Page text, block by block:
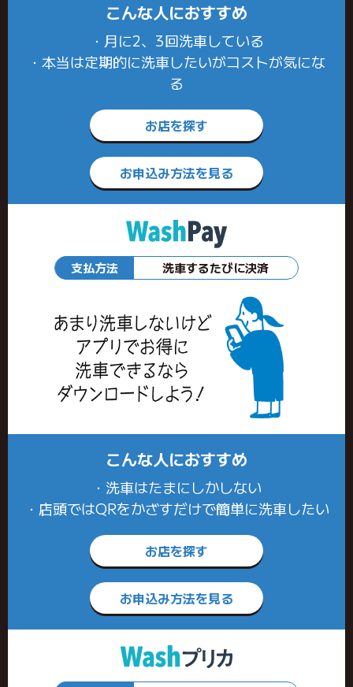
こんな人におすすめ
・月に2、3回洗車している
・本当は定期的に洗車したいがコストが気にな
る
お店を探す
お申込み方法を見る
支払方法 洗車するたびに決済
こんな人におすすめ
・洗車はたまにしかしない
・店頭ではQRをかざすだけで簡単に洗車したい
お店を探す
お申込み方法を見る